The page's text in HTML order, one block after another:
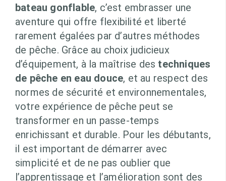
bateau gonflable, c’est embrasser une
aventure qui offre flexibilité et liberté
rarement égalées par d’autres méthodes
de pêche. Grâce au choix judicieux
d’équipement, à la maîtrise des techniques
de pêche en eau douce, et au respect des
normes de sécurité et environnementales,
votre expérience de pêche peut se
transformer en un passe-temps
enrichissant et durable. Pour les débutants,
il est important de démarrer avec
simplicité et de ne pas oublier que
l’apprentissage et l’amélioration sont des